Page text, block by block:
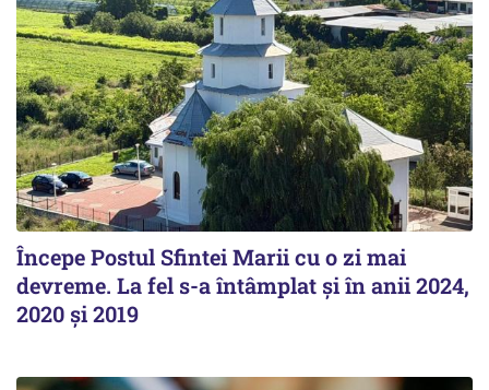
Începe Postul Sfintei Marii cu o zi mai
devreme. La fel s-a întâmplat și în anii 2024,
2020 și 2019